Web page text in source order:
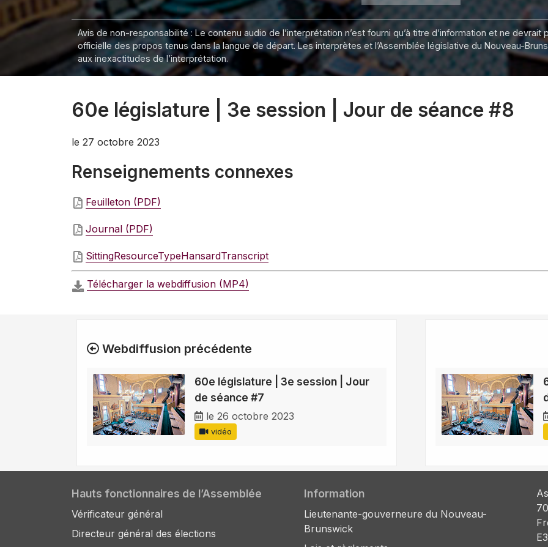
Avis de non-responsabilité : Le contenu audio de l’interprétation n’est fourni qu’à titre d’information et ne
officielle des propos tenus dans la langue de départ. Les interprètes et l’Assemblée législative du Nouveau-
aux inexactitudes de l’interprétation.
60e législature | 3e session | Jour de séance #8
le 27 octobre 2023
Renseignements connexes
Feuilleton (PDF)
Journal (PDF)
SittingResourceTypeHansardTranscript
Télécharger la webdiffusion (MP4)
Webdiffusion précédente
60e législature | 3e session | Jour
de séance #7
le 26 octobre 2023
vidéo
Hauts fonctionnaires de l’Assemblée
Vérificateur général
Directeur général des élections
Information
Lieutenante-gouverneure du Nouveau-
Brunswick